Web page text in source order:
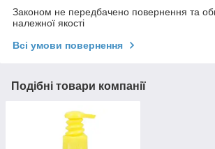
Законом не передбачено повернення та
належної якості
Всі умови повернення
Подібні товари компанії